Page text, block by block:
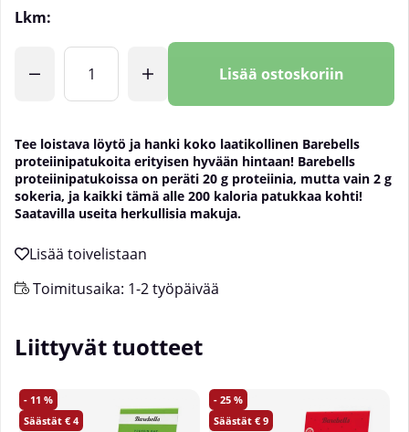
Lkm:
Lisää ostoskoriin
Tee loistava löytö ja hanki koko laatikollinen Barebells
proteiinipatukoita erityisen hyvään hintaan! Barebells
proteiinipatukoissa on peräti 20 g proteiinia, mutta vain 2 g
sokeria, ja kaikki tämä alle 200 kaloria patukkaa kohti!
Saatavilla useita herkullisia makuja.
Toimitusaika: 1-2 työpäivää
Liittyvät tuotteet
11
4
25
9